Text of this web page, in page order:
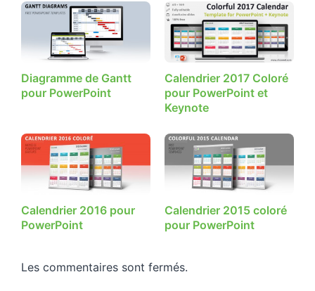
Diagramme de Gantt
pour PowerPoint
Calendrier 2017 Coloré
pour PowerPoint et
Keynote
Calendrier 2016 pour
PowerPoint
Calendrier 2015 coloré
pour PowerPoint
Les commentaires sont fermés.